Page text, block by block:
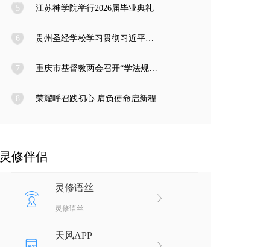
5 江苏神学院举行2026届毕业典礼
6 贵州圣经学校学习贯彻习近平总书记在庆祝中国共产党成立105周年大会上的重要讲话精神
7 重庆市基督教两会召开“学法规、守戒律、重修为、树形象” 教育活动总结会
8 荣耀呼召践初心 肩负使命启新程
灵修伴侣
灵修语丝
灵修语丝
天风APP